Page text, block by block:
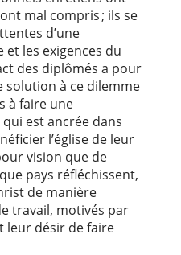
mal compris ; ils se
d’une
les exigences du
des diplômés a pour
à ce dilemme
à faire une
est ancrée dans
l’église de leur
vision que de
pays réfléchissent,
de manière
travail, motivés par
leur désir de faire